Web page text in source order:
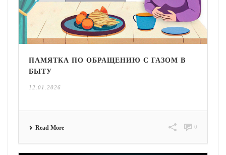
ПАМЯТКА ПО ОБРАЩЕНИЮ С ГАЗОМ В
БЫТУ
12.01.2026
Read More 0